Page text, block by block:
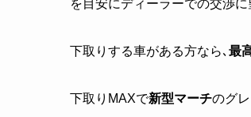
を目安にディーラーでの交渉に
下取りする車がある方なら､最
下取りMAXで新型マーチのグ